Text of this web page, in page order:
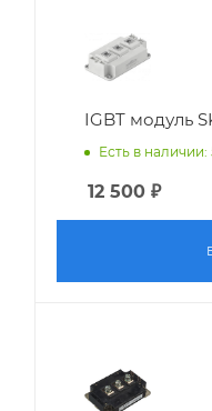
IGBT модуль
Есть в наличии:
12 500 ₽